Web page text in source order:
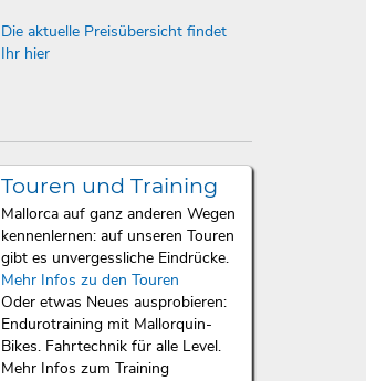
Die aktuelle Preisübersicht findet
Ihr hier
Touren und Training
Mallorca auf ganz anderen Wegen
kennenlernen: auf unseren Touren
gibt es unvergessliche Eindrücke.
Mehr Infos zu den Touren
Oder etwas Neues ausprobieren:
Endurotraining mit Mallorquin-
Bikes. Fahrtechnik für alle Level.
Mehr Infos zum Training